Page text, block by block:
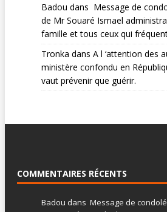
Badou dans Message de
de Mr Souaré Ismael
famille et tous ceux qui
Tronka dans A l ‘attention des
ministère confondu en
vaut prévenir que guérir.
COMMENTAIRES RÉCENTS
Badou dans Message de